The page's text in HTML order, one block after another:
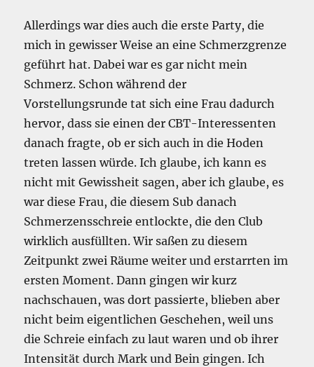
Allerdings war dies auch die erste Party, die
mich in gewisser Weise an eine Schmerzgrenze
geführt hat. Dabei war es gar nicht mein
Schmerz. Schon während der
Vorstellungsrunde tat sich eine Frau dadurch
hervor, dass sie einen der CBT-Interessenten
danach fragte, ob er sich auch in die Hoden
treten lassen würde. Ich glaube, ich kann es
nicht mit Gewissheit sagen, aber ich glaube, es
war diese Frau, die diesem Sub danach
Schmerzensschreie entlockte, die den Club
wirklich ausfüllten. Wir saßen zu diesem
Zeitpunkt zwei Räume weiter und erstarrten im
ersten Moment. Dann gingen wir kurz
nachschauen, was dort passierte, blieben aber
nicht beim eigentlichen Geschehen, weil uns
die Schreie einfach zu laut waren und ob ihrer
Intensität durch Mark und Bein gingen. Ich